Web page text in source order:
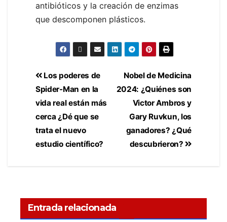
antibióticos y la creación de enzimas
que descomponen plásticos.
Nobel de Medicina
2024: ¿Quiénes son
Victor Ambros y
Gary Ruvkun, los
ganadores? ¿Qué
descubrieron?
Los poderes de
Spider-Man en la
vida real están más
cerca ¿Dé que se
trata el nuevo
estudio científico?
Entrada relacionada